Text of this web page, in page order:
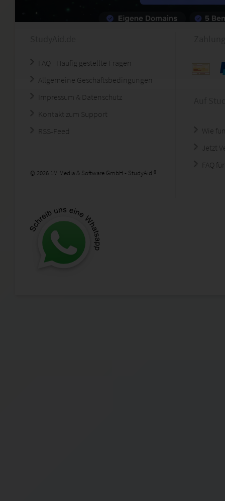
FAQ - Häufig gestellte Fragen
Allgemeine Geschäftsbedingungen
Impressum & Datenschutz
Kontakt zum Support
RSS-Feed
© 2026 1M Media & Software GmbH - StudyAid ®
Wie
Jetzt
FAQ